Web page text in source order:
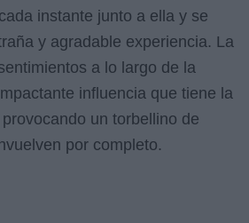
instante junto a ella y se
y agradable experiencia. La
a lo largo de la
influencia que tiene la
un torbellino de
por completo.